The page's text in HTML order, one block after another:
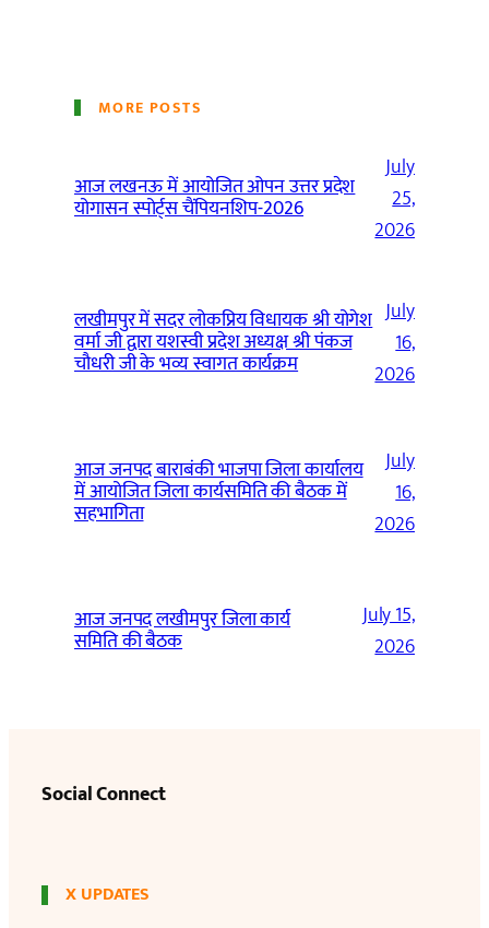
MORE POSTS
आज लखनऊ में आयोजित ओपन उत्तर प्रदेश
योगासन स्पोर्ट्स चैंपियनशिप-2026
July
25,
2026
लखीमपुर में सदर लोकप्रिय विधायक श्री योगेश
वर्मा जी द्वारा यशस्वी प्रदेश अध्यक्ष श्री पंकज
चौधरी जी के भव्य स्वागत कार्यक्रम
July
16,
2026
आज जनपद बाराबंकी भाजपा जिला कार्यालय
में आयोजित जिला कार्यसमिति की बैठक में
सहभागिता
July
16,
2026
आज जनपद लखीमपुर जिला कार्य
समिति की बैठक
July 15,
2026
Social Connect
X UPDATES